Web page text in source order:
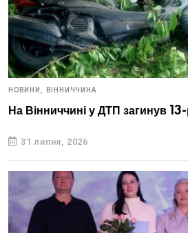
НОВИНИ, ВІННИЧЧИНА
На Вінниччині у ДТП загинув
31 липня, 2026